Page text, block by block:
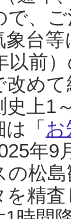
で、
象台
以前
改め
史上1
「 お
年9
の松
を精